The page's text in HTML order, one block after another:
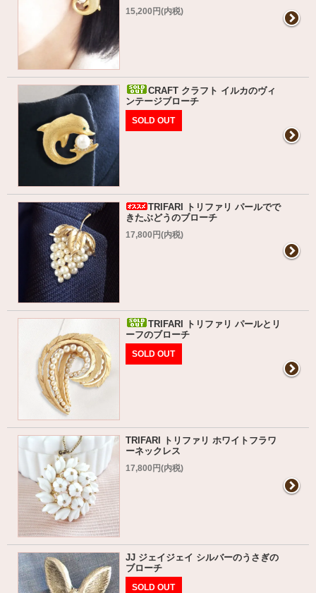
15,200円(内税)
CRAFT クラフト イルカのヴィ
ンテージブローチ
SOLD OUT
TRIFARI トリファリ パールでで
きたぶどうのブローチ
17,800円(内税)
TRIFARI トリファリ パールとリ
ーフのブローチ
SOLD OUT
TRIFARI トリファリ ホワイトフラワ
ーネックレス
17,800円(内税)
JJ ジェイジェイ シルバーのうさぎの
ブローチ
SOLD OUT